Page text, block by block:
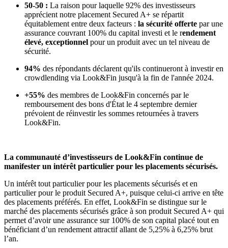
50-50 : La raison pour laquelle 92% des investisseurs
apprécient notre placement Secured A+ se répartit
équitablement entre deux facteurs : la sécurité offerte par une
assurance couvrant 100% du capital investi et le rendement
élevé, exceptionnel pour un produit avec un tel niveau de
sécurité.
94% des répondants déclarent qu'ils continueront à investir en
crowdlending via Look&Fin jusqu'à la fin de l'année 2024.
+55% des membres de Look&Fin concernés par le
remboursement des bons d'État le 4 septembre dernier
prévoient de réinvestir les sommes retournées à travers
Look&Fin.
La communauté d’investisseurs de Look&Fin continue de
manifester un intérêt particulier pour les placements sécurisés.
Un intérêt tout particulier pour les placements sécurisés et en
particulier pour le produit Secured A+, puisque celui-ci arrive en tête
des placements préférés. En effet, Look&Fin se distingue sur le
marché des placements sécurisés grâce à son produit Secured A+ qui
permet d’avoir une assurance sur 100% de son capital placé tout en
bénéficiant d’un rendement attractif allant de 5,25% à 6,25% brut
l’an.